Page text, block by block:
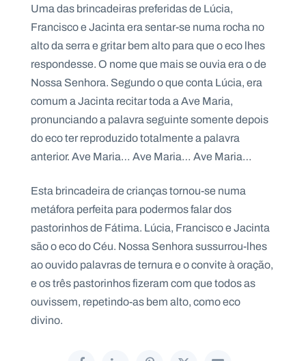
Uma das brincadeiras preferidas de Lúcia,
Francisco e Jacinta era sentar-se numa rocha no
alto da serra e gritar bem alto para que o eco lhes
respondesse. O nome que mais se ouvia era o de
Nossa Senhora. Segundo o que conta Lúcia, era
comum a Jacinta recitar toda a Ave Maria,
pronunciando a palavra seguinte somente depois
do eco ter reproduzido totalmente a palavra
anterior. Ave Maria… Ave Maria… Ave Maria…
Esta brincadeira de crianças tornou-se numa
metáfora perfeita para podermos falar dos
pastorinhos de Fátima. Lúcia, Francisco e Jacinta
são o eco do Céu. Nossa Senhora sussurrou-lhes
ao ouvido palavras de ternura e o convite à oração,
e os três pastorinhos fizeram com que todos as
ouvissem, repetindo-as bem alto, como eco
divino.